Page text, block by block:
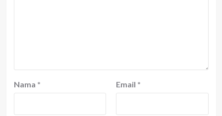
Nama * Email *